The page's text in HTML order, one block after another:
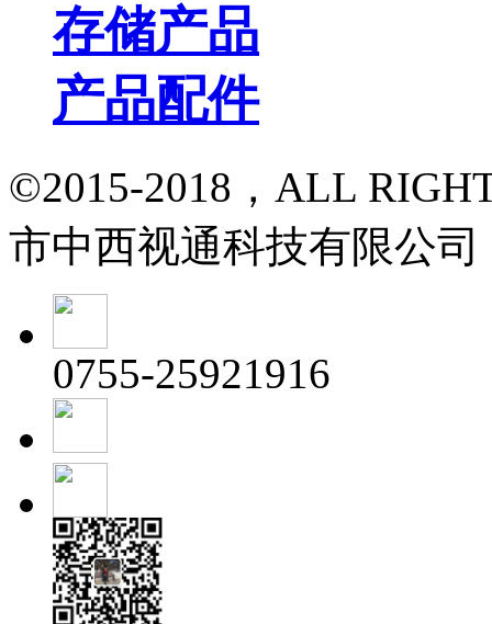
存储产品
产品配件
©2015-2018，ALL
市中西视通科技有限公司
0755-25921916